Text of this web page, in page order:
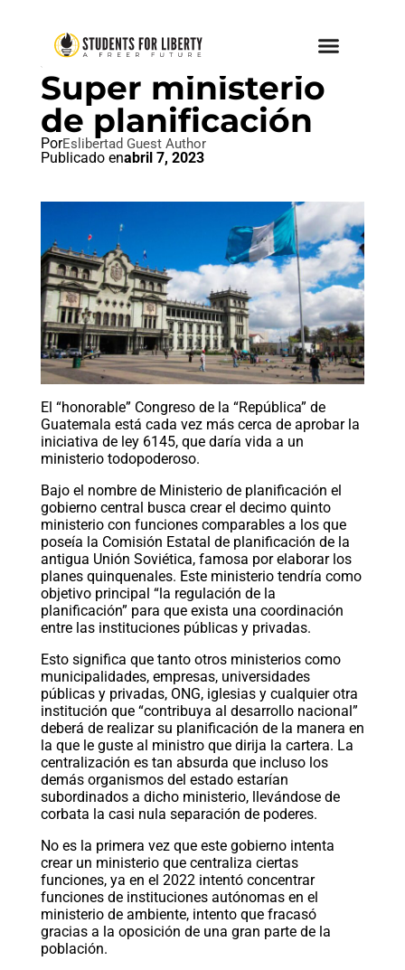
SOCIALISMO
Super ministerio
de planificación
PorEslibertad Guest Author
Publicado enabril 7, 2023
El “honorable” Congreso de la “República” de
Guatemala está cada vez más cerca de aprobar la
iniciativa de ley 6145, que daría vida a un
ministerio todopoderoso.
Bajo el nombre de Ministerio de planificación el
gobierno central busca crear el decimo quinto
ministerio con funciones comparables a los que
poseía la Comisión Estatal de planificación de la
antigua Unión Soviética, famosa por elaborar los
planes quinquenales. Este ministerio tendría como
objetivo principal “la regulación de la
planificación” para que exista una coordinación
entre las instituciones públicas y privadas.
Esto significa que tanto otros ministerios como
municipalidades, empresas, universidades
públicas y privadas, ONG, iglesias y cualquier otra
institución que “contribuya al desarrollo nacional”
deberá de realizar su planificación de la manera en
la que le guste al ministro que dirija la cartera. La
centralización es tan absurda que incluso los
demás organismos del estado estarían
subordinados a dicho ministerio, llevándose de
corbata la casi nula separación de poderes.
No es la primera vez que este gobierno intenta
crear un ministerio que centraliza ciertas
funciones, ya en el 2022 intentó concentrar
funciones de instituciones autónomas en el
ministerio de ambiente, intento que fracasó
gracias a la oposición de una gran parte de la
población.